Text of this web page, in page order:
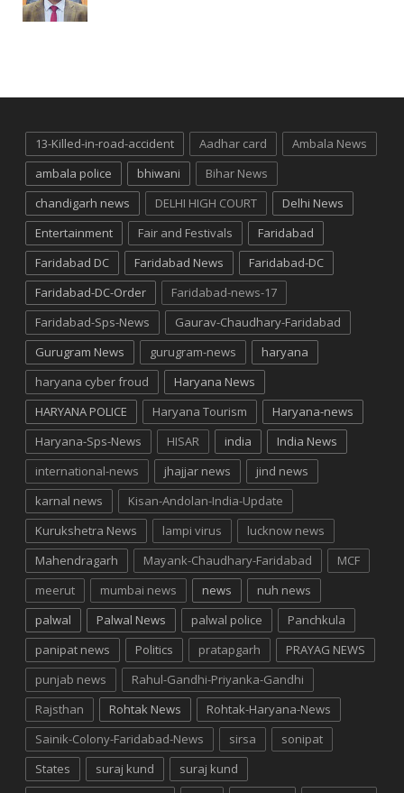
13-Killed-in-road-accident Aadhar card
Ambala News
ambala police
bhiwani
Bihar News
chandigarh news
DELHI HIGH COURT
Delhi News
Entertainment
Fair and Festivals
Faridabad
Faridabad DC
Faridabad News
Faridabad-DC
Faridabad-DC-Order
Faridabad-news-17
Faridabad-Sps-News
Gaurav-Chaudhary-Faridabad
Gurugram News
gurugram-news
haryana
haryana cyber froud
Haryana News
HARYANA POLICE
Haryana Tourism
Haryana-news
Haryana-Sps-News
HISAR india
India News
international-news
jhajjar news
jind news
karnal news
Kisan-Andolan-India-Update
Kurukshetra News
lampi virus
lucknow news
Mahendragarh
Mayank-Chaudhary-Faridabad
MCF
meerut
mumbai news news
nuh news
palwal
Palwal News palwal police
Panchkula
panipat news
Politics pratapgarh
PRAYAG NEWS
punjab news
Rahul-Gandhi-Priyanka-Gandhi
Rajsthan
Rohtak News
Rohtak-Haryana-News
Sainik-Colony-Faridabad-News
sirsa
sonipat
States
suraj kund
suraj kund